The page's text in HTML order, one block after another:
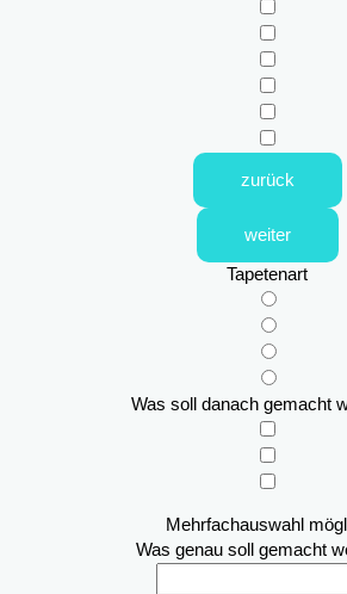
zurück
weiter
Tapetenart
Was soll danach gemacht
Mehrfachauswahl
Was genau soll gemacht